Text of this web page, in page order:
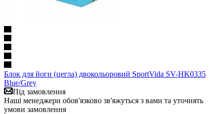
Блок для йоги (цегла) двокольоровий SportVida SV-HK0335
Blue/Grey
Під замовлення
Наші менеджери обов'язково зв'яжуться з вами та уточнять
умови замовлення